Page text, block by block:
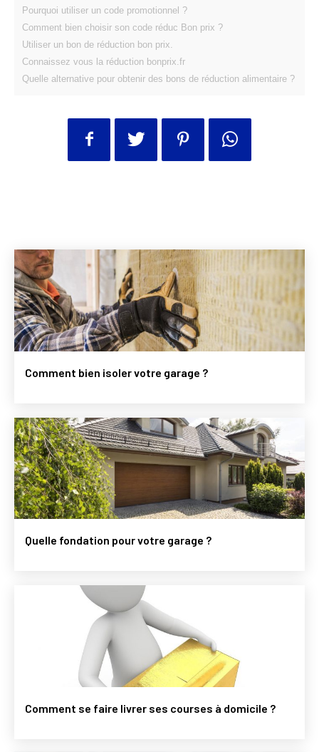
Pourquoi utiliser un code promotionnel ?
Comment bien choisir son code réduc Bon prix ?
Utiliser un bon de réduction bon prix.
Connaissez vous la réduction bonprix.fr
Quelle alternative pour obtenir des bons de réduction alimentaire ?
Comment bien isoler votre garage ?
Quelle fondation pour votre garage ?
Comment se faire livrer ses courses à domicile ?